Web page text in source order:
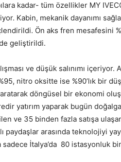
kadar- tüm özellikler MY
Kabin, mekanik dayanımı
Ön aks fren mesafesini
geliştirildi.
ve düşük salınımı içeriyor.
nitro oksitte ise %90’lık bir
döngüsel bir ekonomi
yatırım yaparak bugün
ve 35 binden fazla satışa
paydaşlar arasında teknolojiyi
İtalya’da 80 istasyonluk bir